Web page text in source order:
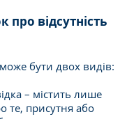
про відсутність
бути двох видів:
– містить лише
те, присутня або